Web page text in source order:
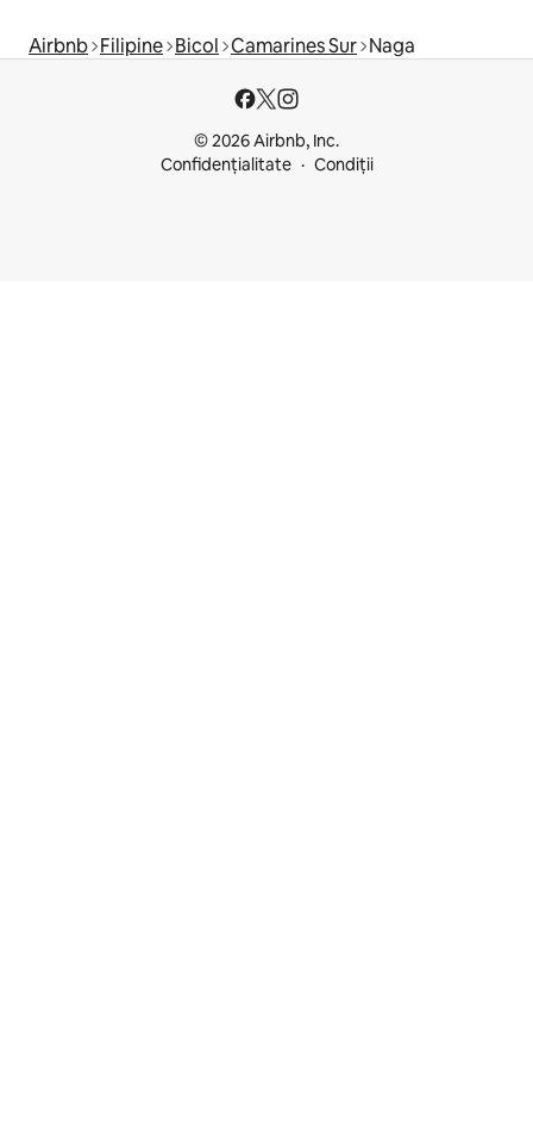
Airbnb Filipine Bicol Camarines Sur Naga
© 2026 Airbnb, Inc.
Confidențialitate
Condiții